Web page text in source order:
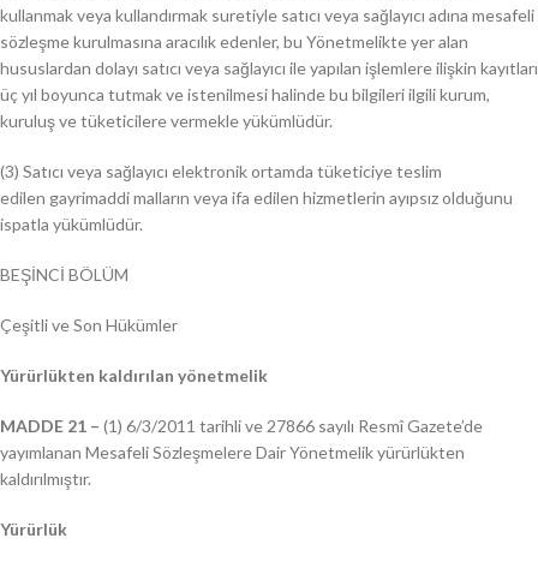
kullanmak veya kullandırmak suretiyle satıcı veya sağlayıcı adına mesafeli
sözleşme kurulmasına aracılık edenler, bu Yönetmelikte yer alan
hususlardan dolayı satıcı veya sağlayıcı ile yapılan işlemlere ilişkin kayıtları
üç yıl boyunca tutmak ve istenilmesi halinde bu bilgileri ilgili kurum,
kuruluş ve tüketicilere vermekle yükümlüdür.
(3) Satıcı veya sağlayıcı elektronik ortamda tüketiciye teslim
edilen gayrimaddi malların veya ifa edilen hizmetlerin ayıpsız olduğunu
ispatla yükümlüdür.
BEŞİNCİ BÖLÜM
Çeşitli ve Son Hükümler
Yürürlükten kaldırılan yönetmelik
MADDE 21 – (1) 6/3/2011 tarihli ve 27866 sayılı Resmî Gazete’de
yayımlanan Mesafeli Sözleşmelere Dair Yönetmelik yürürlükten
kaldırılmıştır.
Yürürlük